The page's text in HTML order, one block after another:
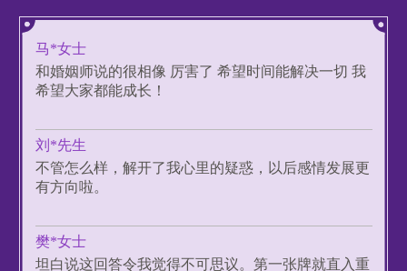
马*女士
和婚姻师说的很相像 厉害了 希望时间能解决一切 我
希望大家都能成长！
刘*先生
不管怎么样，解开了我心里的疑惑，以后感情发展更
有方向啦。
樊*女士
坦白说这回答令我觉得不可思议。第一张牌就直入重